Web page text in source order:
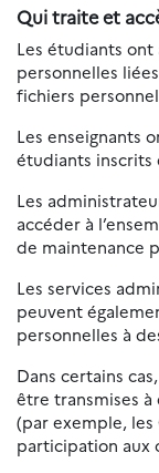
Qui traite et
Les étudiants ont
personnelles
fichiers
Les enseignants
étudiants inscrits
Les
accéder à
de maintenance
Les services
peuvent
personnelles à
Dans certains
être transmises à
(par exemple,
participation aux